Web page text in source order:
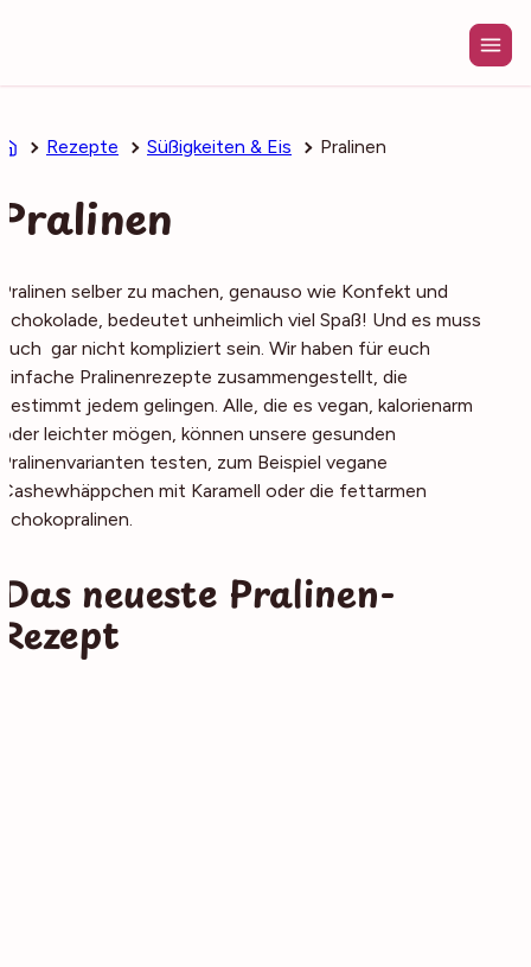
Rezepte Süßigkeiten & Eis Pralinen
Pralinen
Pralinen selber zu machen, genauso wie Konfekt und
Schokolade, bedeutet unheimlich viel Spaß! Und es muss
auch gar nicht kompliziert sein. Wir haben für euch
einfache Pralinenrezepte zusammengestellt, die
bestimmt jedem gelingen. Alle, die es vegan, kalorienarm
oder leichter mögen, können unsere gesunden
Pralinenvarianten testen, zum Beispiel vegane
Cashewhäppchen mit Karamell oder die fettarmen
Schokopralinen.
Das neueste Pralinen-
Rezept